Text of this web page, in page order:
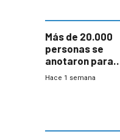
Más de 20.000
personas se
anotaron para
las pruebas
Hace 1 semana